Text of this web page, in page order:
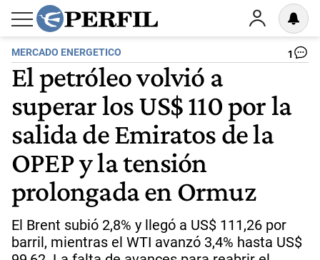
MERCADO ENERGETICO 1
El petróleo volvió a
superar los US$ 110 por la
salida de Emiratos de la
OPEP y la tensión
prolongada en Ormuz
El Brent subió 2,8% y llegó a US$ 111,26 por
barril, mientras el WTI avanzó 3,4% hasta US$